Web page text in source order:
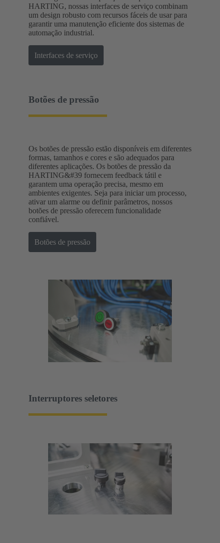
HARTING, nossas interfaces de serviço combinam
um design robusto com recursos fáceis de usar para
garantir uma manutenção eficiente dos sistemas de
automação industrial.
Interfaces de serviço
Botões de pressão
Os botões de pressão estão disponíveis em diferentes
formas, tamanhos e cores e são adequados para
diferentes aplicações. Os botões de pressão da
HARTING&#39 fornecem feedback tátil e
garantem uma operação precisa, mesmo em
ambientes exigentes. Seja para iniciar um processo,
ativar um alarme ou definir parâmetros, nossos
botões de pressão oferecem funcionalidade
confiável.
Botões de pressão
Interruptores seletores